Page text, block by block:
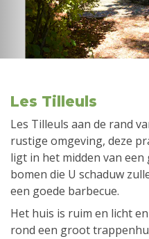
Les Tilleuls
Les Tilleuls aan de rand
rustige omgeving, deze
ligt in het midden van
bomen die U schaduw
een goede barbecue.
Het huis is ruim en licht
rond een groot